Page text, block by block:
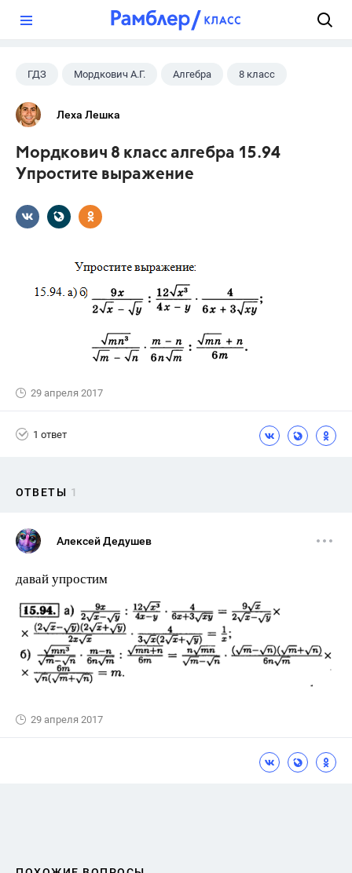
ГДЗ Мордкович А.Г. Алгебра 8 класс
Леха Лешка
Мордкович 8 класс алгебра 15.94
Упростите выражение
29 апреля 2017
1 ответ
ОТВЕТЫ 1
Алексей Дедушев
давай упростим
29 апреля 2017